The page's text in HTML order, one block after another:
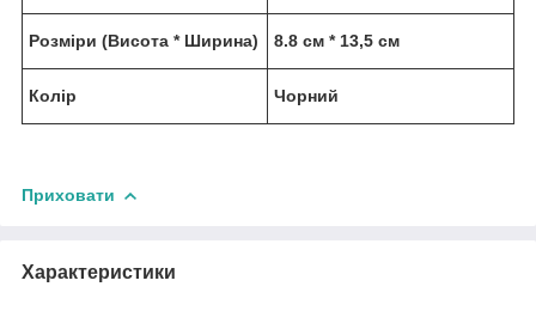
Розміри (Висота * Ширина) 8.8 см * 13,5 см
Колір Чорний
Приховати
Характеристики